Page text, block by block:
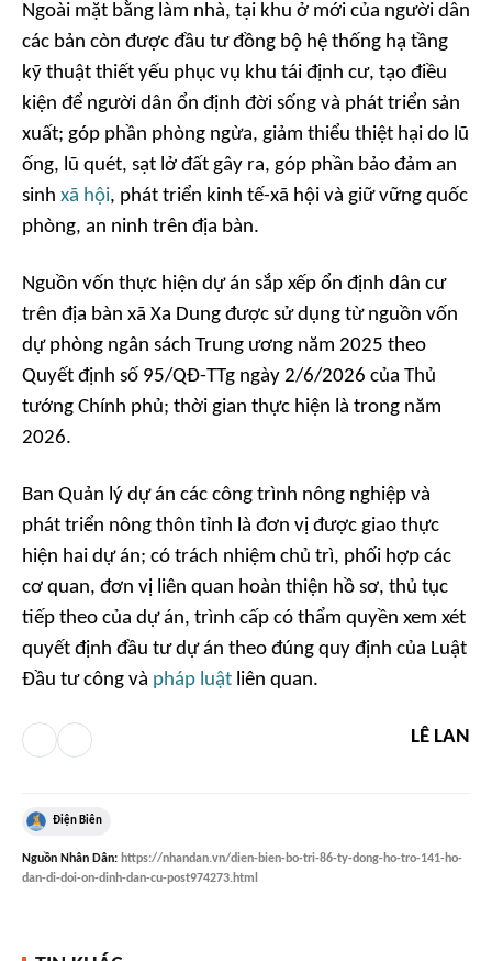
Ngoài mặt bằng làm nhà, tại khu ở mới của người dân
các bản còn được đầu tư đồng bộ hệ thống hạ tầng
kỹ thuật thiết yếu phục vụ khu tái định cư, tạo điều
kiện để người dân ổn định đời sống và phát triển sản
xuất; góp phần phòng ngừa, giảm thiểu thiệt hại do lũ
ống, lũ quét, sạt lở đất gây ra, góp phần bảo đảm an
sinh xã hội, phát triển kinh tế-xã hội và giữ vững quốc
phòng, an ninh trên địa bàn.
Nguồn vốn thực hiện dự án sắp xếp ổn định dân cư
trên địa bàn xã Xa Dung được sử dụng từ nguồn vốn
dự phòng ngân sách Trung ương năm 2025 theo
Quyết định số 95/QĐ-TTg ngày 2/6/2026 của Thủ
tướng Chính phủ; thời gian thực hiện là trong năm
2026.
Ban Quản lý dự án các công trình nông nghiệp và
phát triển nông thôn tỉnh là đơn vị được giao thực
hiện hai dự án; có trách nhiệm chủ trì, phối hợp các
cơ quan, đơn vị liên quan hoàn thiện hồ sơ, thủ tục
tiếp theo của dự án, trình cấp có thẩm quyền xem xét
quyết định đầu tư dự án theo đúng quy định của Luật
Đầu tư công và pháp luật liên quan.
LÊ LAN
Điện Biên
Nguồn Nhân Dân: https://nhandan.vn/dien-bien-bo-tri-86-ty-dong-ho-tro-141-ho-
dan-di-doi-on-dinh-dan-cu-post974273.html